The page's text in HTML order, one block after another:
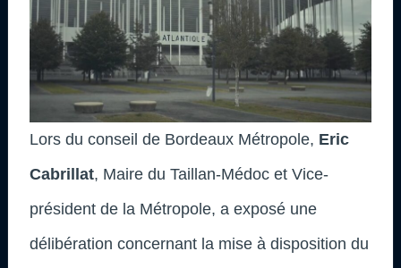
Lors du conseil de Bordeaux Métropole, Eric
Cabrillat, Maire du Taillan-Médoc et Vice-
président de la Métropole, a exposé une
délibération concernant la mise à disposition du